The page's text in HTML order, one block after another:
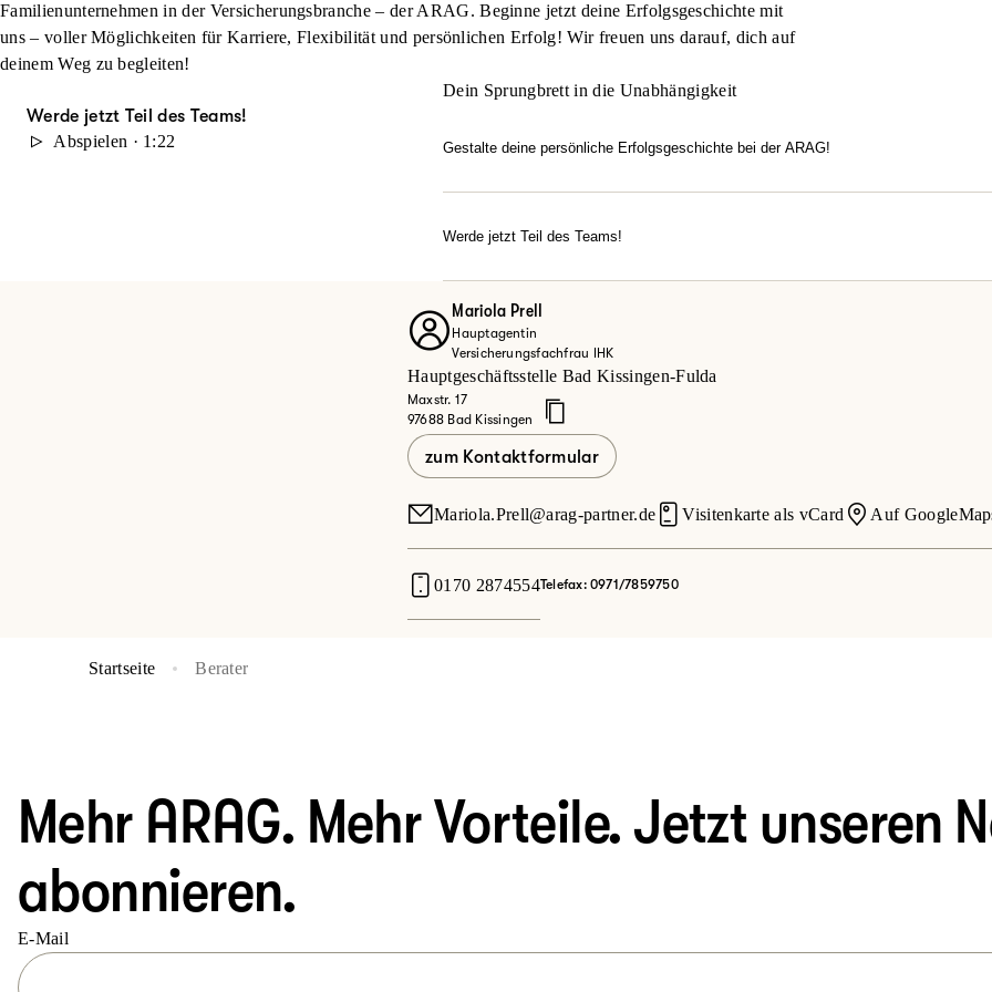
Familienunternehmen in der Versicherungsbranche – der ARAG. Beginne jetzt deine Erfolgsgeschichte mit
uns – voller Möglichkeiten für Karriere, Flexibilität und persönlichen Erfolg! Wir freuen uns darauf, dich auf
deinem Weg zu begleiten!
Werde jetzt Teil des Teams!
Abspielen · 1:22
Dein Sprungbrett in die Unabhängigkeit
Gestalte deine persönliche Erfolgsgeschichte bei der ARAG!
Karrierechancen?
Werde jetzt Teil des Teams!
Jetzt mehr erfahren
Mariola Prell
Hauptagentin
Versicherungsfachfrau IHK
Hauptgeschäftsstelle Bad Kissingen-Fulda
Maxstr. 17
97688 Bad Kissingen
zum Kontaktformular
Mariola.Prell@arag-partner.de Visitenkarte als vCard Auf
0170 2874554Telefax: 0971/7859750
Startseite Berater
Mehr ARAG. Mehr Vorteile. Jetzt unseren
abonnieren.
E-Mail